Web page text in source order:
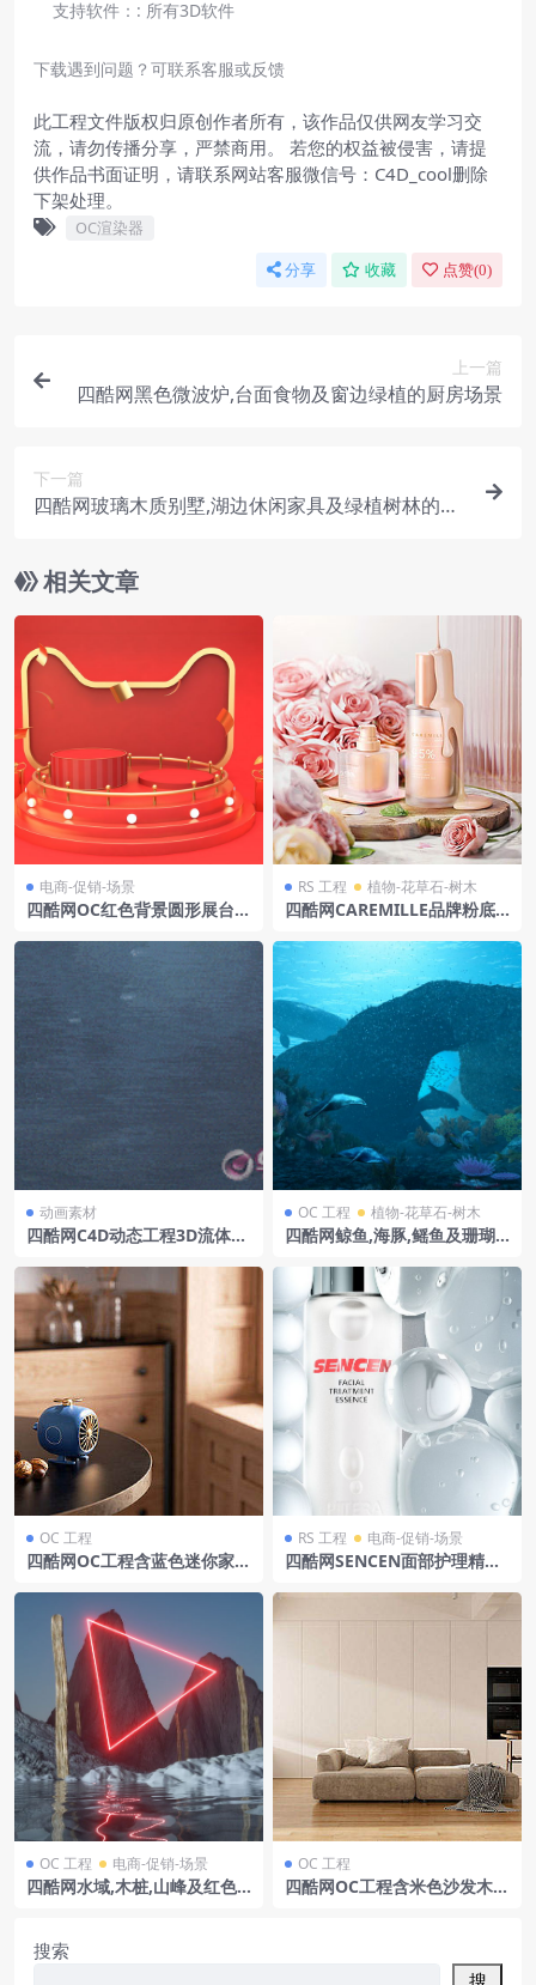
支持软件：: 所有3D软件
下载遇到问题？可联系客服或反馈
此工程文件版权归原创作者所有，该作品仅供网友学习交
流，请勿传播分享，严禁商用。 若您的权益被侵害，请提
供作品书面证明，请联系网站客服微信号：C4D_cool删除
下架处理。
OC渲染器
分享 收藏 点赞(0)
上一篇
四酷网黑色微波炉,台面食物及窗边绿植的厨房场景
下一篇
四酷网玻璃木质别墅,湖边休闲家具及绿植树林的场
相关文章
电商-促销-场景
四酷网OC红色背景圆形展台金
RS 工程 植物-花草石-树木
四酷网CAREMILLE品牌粉底
动画素材
四酷网C4D动态工程3D流体动
OC 工程 植物-花草石-树木
四酷网鲸鱼,海豚,鳐鱼及珊瑚
OC 工程
四酷网OC工程含蓝色迷你家电
RS 工程 电商-促销-场景
四酷网SENCEN面部护理精华
OC 工程 电商-促销-场景
四酷网水域,木桩,山峰及红色
OC 工程
四酷网OC工程含米色沙发木质
搜索
搜